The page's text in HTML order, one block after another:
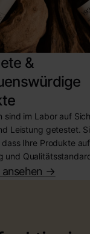
&
sind im Labor auf
Leistung getestet.
dass Ihre Produkte
und
->